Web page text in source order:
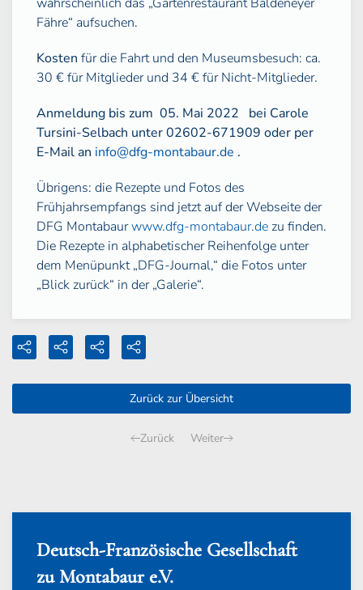
wahrscheinlich das „Gartenrestaurant Baldeneyer
Fähre“ aufsuchen.
Kosten für die Fahrt und den Museumsbesuch: ca.
30 € für Mitglieder und 34 € für Nicht-Mitglieder.
Anmeldung bis zum 05. Mai 2022
bei Carole
Tursini-Selbach unter 02602-671909 oder per
E-Mail an info@dfg-montabaur.de .
Übrigens: die Rezepte und Fotos des
Frühjahrsempfangs sind jetzt auf der Webseite der
DFG Montabaurwww.dfg-montabaur.de zu finden.
Die Rezepte in alphabetischer Reihenfolge unter
dem Menüpunkt „DFG-Journal,“ die Fotos unter
„Blick zurück“ in der „Galerie“.
Zurück zur Übersicht
Zurück Weiter
Deutsch-Französische Gesellschaft
zu Montabaur e.V.